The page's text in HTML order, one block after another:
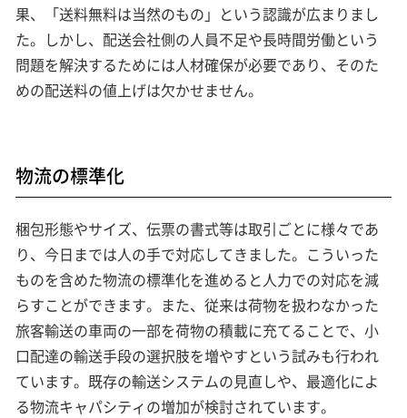
果、「送料無料は当然のもの」という認識が広まりまし
た。しかし、配送会社側の人員不足や長時間労働という
問題を解決するためには人材確保が必要であり、そのた
めの配送料の値上げは欠かせません。
物流の標準化
梱包形態やサイズ、伝票の書式等は取引ごとに様々であ
り、今日までは人の手で対応してきました。こういった
ものを含めた物流の標準化を進めると人力での対応を減
らすことができます。また、従来は荷物を扱わなかった
旅客輸送の車両の一部を荷物の積載に充てることで、小
口配達の輸送手段の選択肢を増やすという試みも行われ
ています。既存の輸送システムの見直しや、最適化によ
る物流キャパシティの増加が検討されています。